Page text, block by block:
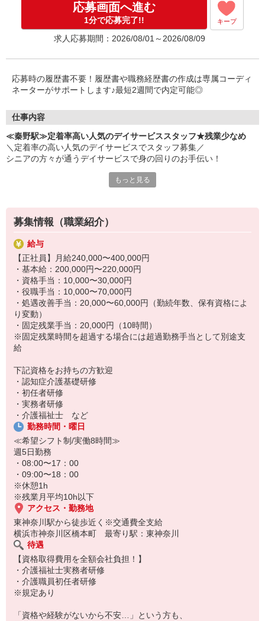
・固定残業手当：20,000円（10時間）
※固定残業時間を超過する場合には超過勤務手当と
して別途支給
・認知症介護基礎研修
・初任者研修
・実務者研修
・介護福祉士 など
応募画面へ進む
1分で応募完了!! キープ
求人応募期間：2026/08/01～2026/08/09
応募時の履歴書不要！履歴書や職務経歴書の作成は専属コーディ
ネーターがサポートします♪最短2週間で内定可能◎
仕事内容
≪秦野駅≫定着率高い人気のデイサービススタッフ★残業少なめ
＼定着率の高い人気のデイサービスでスタッフ募集／
シニアの方々が通うデイサービスで身の回りのお手伝い！
・レクリエーションの催し
・利用者さんに合わせた介助
・送迎業務（希望者のみ） など
≪長く働けるポイント≫
・完全週休2日制+柔軟なシフトで、予定を優先しながら無理なく続
けられる◎
・日勤のみで残業も少ないため、プライベートの時間もしっかり確
保！
・専門知識ゼロでOK！コツを覚えながら一緒に少しずつ♪
もっと見る
募集情報（職業紹介）
給与
【正社員】月給240,000〜400,000円
・基本給：200,000円〜220,000円
・資格手当：10,000〜30,000円
・役職手当：10,000〜70,000円
・処遇改善手当：20,000〜60,000円（勤続年数、保有資格によ
り変動）
・固定残業手当：20,000円（10時間）
※固定残業時間を超過する場合には超過勤務手当として別途支
給
下記資格をお持ちの方歓迎
・認知症介護基礎研修
・初任者研修
・実務者研修
・介護福祉士 など
勤務時間・曜日
≪希望シフト制/実働8時間≫
週5日勤務
・08:00〜17：00
・09:00〜18：00
※休憩1h
※残業月平均10h以下
アクセス・勤務地
東神奈川駅から徒歩近く※交通費全支給
横浜市神奈川区橋本町 最寄り駅：東神奈川
待遇
【資格取得費用を全額会社負担！】
・介護福祉士実務者研修
・介護職員初任者研修
※規定あり
「資格や経験がないから不安…」という方も、